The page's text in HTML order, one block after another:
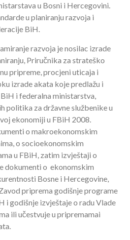
u Bosni i Hercegovini.
u planiranju razvoja i
BiH.
razvoja je nosilac izrade
Priručnika za strateško
pripreme, procjeni uticaja i
izrade akata koje predlažu i
i federalna ministarstva,
politika za državne službenike u
ekonomiji u FBiH 2008.
o makroekonomskim
o socioekonomskim
u FBiH, zatim izvještaji o
dokumenti o ekonomskim
Bosne i Hercegovine,
priprema godišnje programe
i godišnje izvještaje o radu Vlade
ili učestvuje u pripremamai